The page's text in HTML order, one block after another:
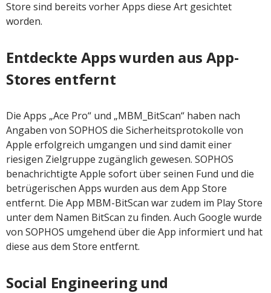
Store sind bereits vorher Apps diese Art gesichtet
worden.
Entdeckte Apps wurden aus App-
Stores entfernt
Die Apps „Ace Pro“ und „MBM_BitScan“ haben nach
Angaben von SOPHOS die Sicherheitsprotokolle von
Apple erfolgreich umgangen und sind damit einer
riesigen Zielgruppe zugänglich gewesen. SOPHOS
benachrichtigte Apple sofort über seinen Fund und die
betrügerischen Apps wurden aus dem App Store
entfernt. Die App MBM-BitScan war zudem im Play Store
unter dem Namen BitScan zu finden. Auch Google wurde
von SOPHOS umgehend über die App informiert und hat
diese aus dem Store entfernt.
Social Engineering und